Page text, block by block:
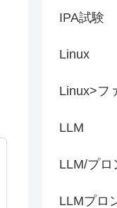
IPA試験
Linux
Linux>フ
LLM
LLM/プロ
LLMプロ